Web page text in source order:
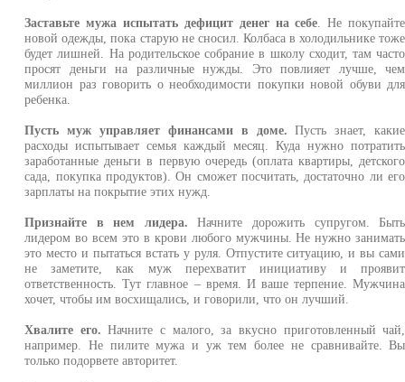
Заставьте мужа испытать дефицит денег на себе . Не покупайте
новой одежды, пока старую не сносил. Колбаса в холодильнике тоже
будет лишней. На родительское собрание в школу сходит, там часто
просят деньги на различные нужды. Это повлияет лучше, чем
миллион раз говорить о необходимости покупки новой обуви для
ребенка.
Пусть муж управляет финансами в доме. Пусть знает, какие
расходы испытывает семья каждый месяц. Куда нужно потратить
заработанные деньги в первую очередь (оплата квартиры, детского
сада, покупка продуктов). Он сможет посчитать, достаточно ли его
зарплаты на покрытие этих нужд.
Признайте в нем лидера. Начните дорожить супругом. Быть
лидером во всем это в крови любого мужчины. Не нужно занимать
это место и пытаться встать у руля. Отпустите ситуацию, и вы сами
не заметите, как муж перехватит инициативу и проявит
ответственность. Тут главное – время. И ваше терпение. Мужчина
хочет, чтобы им восхищались, и говорили, что он лучший.
Хвалите его. Начните с малого, за вкусно приготовленный чай,
например. Не пилите мужа и уж тем более не сравнивайте. Вы
только подорвете авторитет.